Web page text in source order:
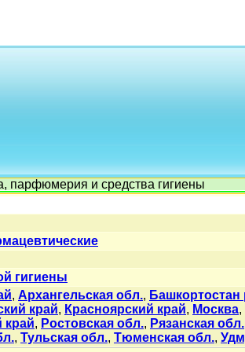
парфюмерия и средства гигиены
гигиены
, Архангельская обл., Башкортостан
край, Красноярский край, Москва,
край, Ростовская обл., Рязанская обл.
, Тульская обл., Тюменская обл.,